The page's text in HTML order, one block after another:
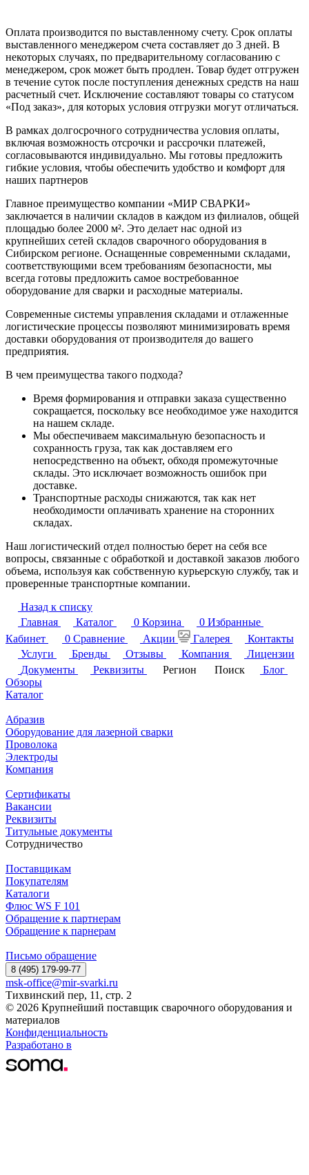
Оплата производится по выставленному счету. Срок оплаты
выставленного менеджером счета составляет до 3 дней. В
некоторых случаях, по предварительному согласованию с
менеджером, срок может быть продлен. Товар будет отгружен
в течение суток после поступления денежных средств на наш
расчетный счет. Исключение составляют товары со статусом
«Под заказ», для которых условия отгрузки могут отличаться.
В рамках долгосрочного сотрудничества условия оплаты,
включая возможность отсрочки и рассрочки платежей,
согласовываются индивидуально. Мы готовы предложить
гибкие условия, чтобы обеспечить удобство и комфорт для
наших партнеров
Главное преимущество компании «МИР СВАРКИ»
заключается в наличии складов в каждом из филиалов, общей
площадью более 2000 м². Это делает нас одной из
крупнейших сетей складов сварочного оборудования в
Сибирском регионе. Оснащенные современными складами,
соответствующими всем требованиям безопасности, мы
всегда готовы предложить самое востребованное
оборудование для сварки и расходные материалы.
Современные системы управления складами и отлаженные
логистические процессы позволяют минимизировать время
доставки оборудования от производителя до вашего
предприятия.
В чем преимущества такого подхода?
Время формирования и отправки заказа существенно
сокращается, поскольку все необходимое уже находится
на нашем складе.
Мы обеспечиваем максимальную безопасность и
сохранность груза, так как доставляем его
непосредственно на объект, обходя промежуточные
склады. Это исключает возможность ошибок при
доставке.
Транспортные расходы снижаются, так как нет
необходимости оплачивать хранение на сторонних
складах.
Наш логистический отдел полностью берет на себя все
вопросы, связанные с обработкой и доставкой заказов любого
объема, используя как собственную курьерскую службу, так и
проверенные транспортные компании.
Назад к списку
Главная
Каталог 0 Корзина 0 Избранные
Кабинет
0 Сравнение Акции Галерея
Контакты
Услуги
Бренды Отзывы Компания
Лицензии
Документы
Реквизиты Регион Поиск
Блог
Обзоры
Каталог
Абразив
Оборудование для лазерной сварки
Проволока
Электроды
Компания
Сертификаты
Вакансии
Реквизиты
Титульные документы
Сотрудничество
Поставщикам
Покупателям
Каталоги
Флюс WS F 101
Обращение к партнерам
Обращение к парнерам
Письмо обращение
8 (495) 179-99-77
msk-office@mir-svarki.ru
Тихвинский пер, 11, стр. 2
© 2026 Крупнейший поставщик сварочного оборудования и
материалов
Конфиденциальность
Разработано в